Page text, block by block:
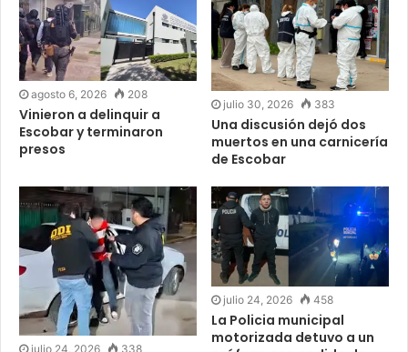
agosto 6, 2026 208
Vinieron a delinquir a
Escobar y terminaron
presos
julio 30, 2026 383
Una discusión dejó dos
muertos en una carnicería
de Escobar
julio 24, 2026 338
julio 24, 2026 458
La Policia municipal
motorizada detuvo a un